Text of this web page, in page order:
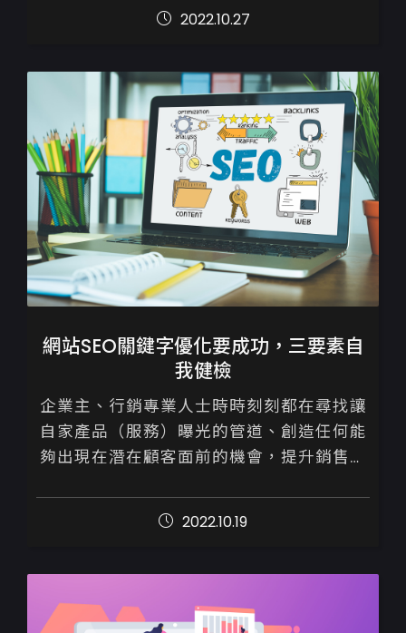
為避免如此，建議您詢問或請專業人士來協
2022.10.27
網站SEO關鍵字優化要成功，三要素自
我健檢
企業主、行銷專業人士時時刻刻都在尋找讓
自家產品（服務）曝光的管道、創造任何能
夠出現在潛在顧客面前的機會，提升銷售。
身處網路世代，好消息是我們並不需要只單
靠購買廣告才能做賣出商品，善用Go...
2022.10.19